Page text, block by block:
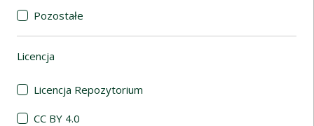
Pozostałe
Licencja
Licencja Repozytorium
CC BY 4.0